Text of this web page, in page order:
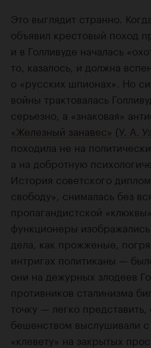
Это выглядит странно.
объявил крестовый поход
и в Голливуде началась
то, казалось, и должна
о «русских шпионах». Но
войны трактовалась
серьезно, а «знаковая»
«Железный занавес» (У. А.
походила не на
а на добротную
История советского
свободу», снималась без
пропагандистской
функционеры
дела, как прожженые,
интригах политиканы —
они на дежурных злодеев
противников сталинизма
точку — легко
бешенством выслушивали с
«клевету» на закрытых